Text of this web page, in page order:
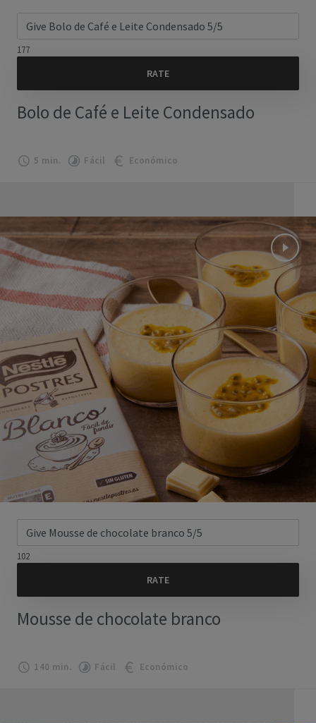
177
Bolo de Café e Leite Condensado
5 min. Fácil Económico
102
Mousse de chocolate branco
140 min. Fácil Económico